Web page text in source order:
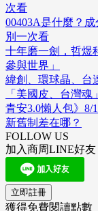
次看
00403A是什麼？
別一次看
十年磨一劍，哲煜
參與世界」
緯創、環球晶、台
「美國皮、台灣魂
青安3.0懶人包》8/
新舊制差在哪？
FOLLOW US
加入商周LINE好
立即註冊
獲得免費閱讀點數